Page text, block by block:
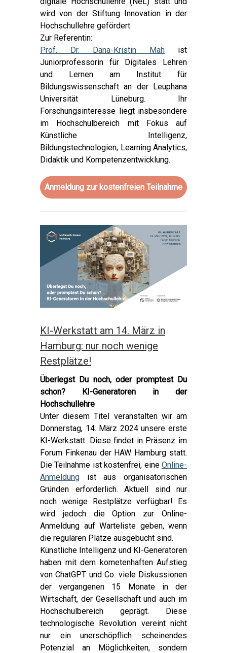
wird von der Stiftung Innovation in der
Hochschullehre gefördert.
Zur Referentin:
Prof. Dr. Dana-Kristin Mah ist
Juniorprofessorin für Digitales Lehren
und Lernen am Institut für
Bildungswissenschaft an der Leuphana
Universität Lüneburg. Ihr
Forschungsinteresse liegt insbesondere
im Hochschulbereich mit Fokus auf
Künstliche Intelligenz,
Bildungstechnologien, Learning Analytics,
Didaktik und Kompetenzentwicklung.
Anmeldung zur kostenfreien Teilnahme
KI-Werkstatt am 14. März in
Hamburg: nur noch wenige
Restplätze!
Überlegst Du noch, oder promptest Du
schon? KI-Generatoren in der
Hochschullehre
Unter diesem Titel veranstalten wir am
Donnerstag, 14. März 2024 unsere erste
KI-Werkstatt. Diese findet in Präsenz im
Forum Finkenau der HAW Hamburg statt.
Die Teilnahme ist kostenfrei, eine Online-
Anmeldung ist aus organisatorischen
Gründen erforderlich. Aktuell sind nur
noch wenige Restplätze verfügbar! Es
wird jedoch die Option zur Online-
Anmeldung auf Warteliste geben, wenn
die regulären Plätze ausgebucht sind.
Künstliche Intelligenz und KI-Generatoren
haben mit dem kometenhaften Aufstieg
von ChatGPT und Co. viele Diskussionen
der vergangenen 15 Monate in der
Wirtschaft, der Gesellschaft und auch im
Hochschulbereich geprägt. Diese
technologische Revolution vereint nicht
nur ein unerschöpflich scheinendes
Potenzial an Möglichkeiten, sondern